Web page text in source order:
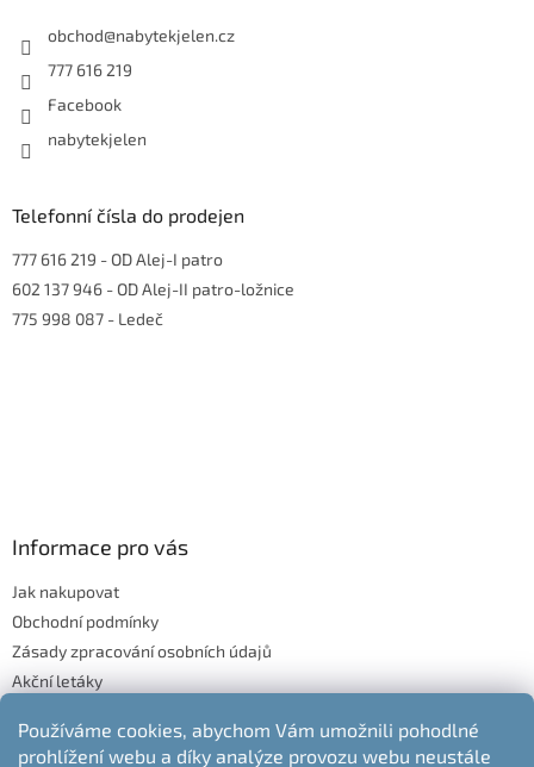
Používáme cookies, abychom Vám umožnili pohodlné
prohlížení webu a díky analýze provozu webu neustále
obchod@nabytekjelen.cz
777 616 219
Facebook
nabytekjelen
Telefonní čísla do prodejen
777 616 219 - OD Alej-I patro
602 137 946 - OD Alej-II patro-ložnice
775 998 087 - Ledeč
Informace pro vás
Jak nakupovat
Obchodní podmínky
Zásady zpracování osobních údajů
Akční letáky
Moje objednávka